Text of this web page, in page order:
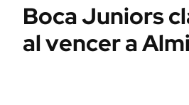
Campo
FINANZAS
Boca Juniors
al vencer a